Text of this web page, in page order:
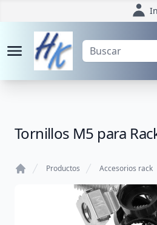
Tornillos M5 para
Productos Accesorios rack